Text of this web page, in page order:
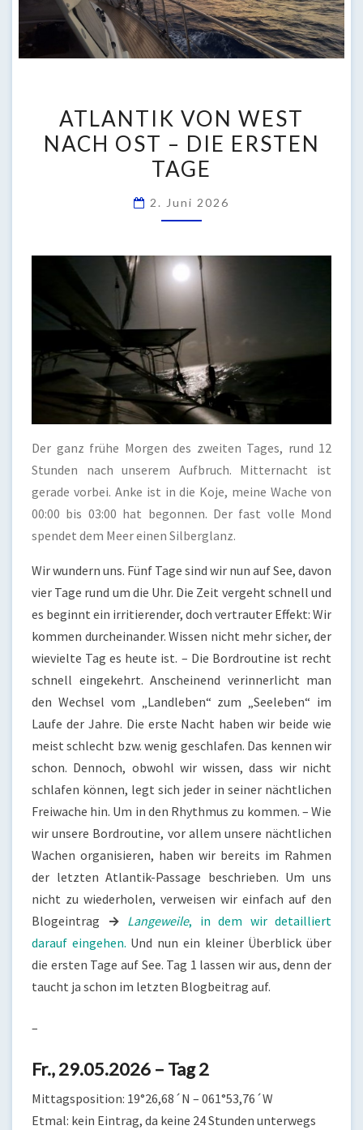
VON
WEST
NACH
–
ERSTEN
TAGE
ATLANTIK VON WEST
NACH OST – DIE ERSTEN
TAGE
2. Juni 2026
Der ganz frühe Morgen des zweiten Tages, rund 12
Stunden nach unserem Aufbruch. Mitternacht ist
gerade vorbei. Anke ist in die Koje, meine Wache von
00:00 bis 03:00 hat begonnen. Der fast volle Mond
spendet dem Meer einen Silberglanz.
Wir wundern uns. Fünf Tage sind wir nun auf See, davon
vier Tage rund um die Uhr. Die Zeit vergeht schnell und
es beginnt ein irritierender, doch vertrauter Effekt: Wir
kommen durcheinander. Wissen nicht mehr sicher, der
wievielte Tag es heute ist. – Die Bordroutine ist recht
schnell eingekehrt. Anscheinend verinnerlicht man
den Wechsel vom „Landleben“ zum „Seeleben“ im
Laufe der Jahre. Die erste Nacht haben wir beide wie
meist schlecht bzw. wenig geschlafen. Das kennen wir
schon. Dennoch, obwohl wir wissen, dass wir nicht
schlafen können, legt sich jeder in seiner nächtlichen
Freiwache hin. Um in den Rhythmus zu kommen. – Wie
wir unsere Bordroutine, vor allem unsere nächtlichen
Wachen organisieren, haben wir bereits im Rahmen
der letzten Atlantik-Passage beschrieben. Um uns
nicht zu wiederholen, verweisen wir einfach auf den
Blogeintrag
→ Langeweile, in dem wir detailliert
darauf eingehen. Und nun ein kleiner Überblick über
die ersten Tage auf See. Tag 1 lassen wir aus, denn der
taucht ja schon im letzten Blogbeitrag auf.
–
Fr., 29.05.2026 – Tag 2
Mittagsposition: 19°26,68´N – 061°53,76´W
Etmal: kein Eintrag, da keine 24 Stunden unterwegs